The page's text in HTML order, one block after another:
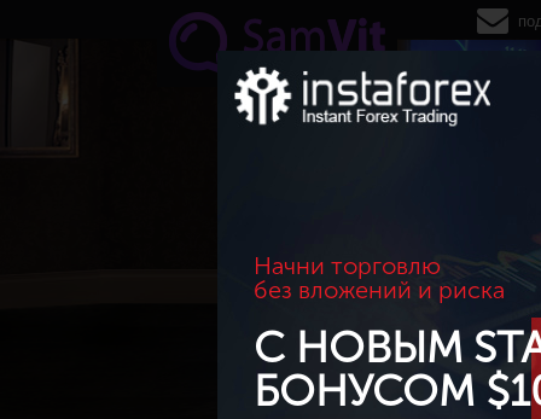
Перейти к основному содержанию
Начни торговлю
без вложений и риска
С НОВЫМ
БОНУСОМ